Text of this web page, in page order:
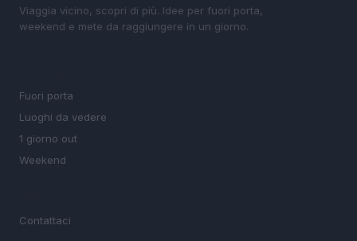
Viaggia vicino, scopri di più. Idee per fuori porta,
weekend e mete da raggiungere in un giorno.
Fuori porta
Luoghi da vedere
1 giorno out
Weekend
Contattaci